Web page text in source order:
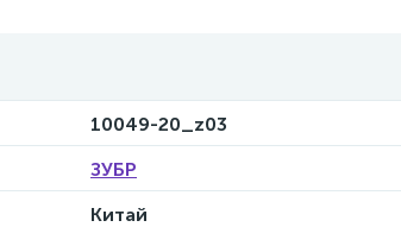
10049-20_z03
ЗУБР
Китай